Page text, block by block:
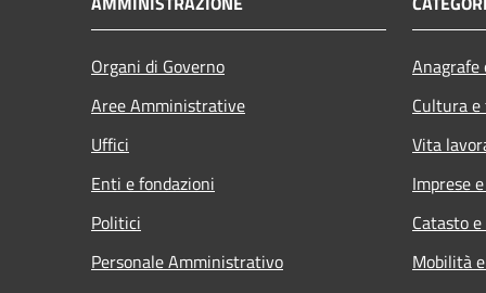
Organi di Governo
Aree Amministrative
Uffici
Enti e fondazioni
Politici
Personale Amministrativo
Cultura
Vita
Imprese
Catasto
Mobilità